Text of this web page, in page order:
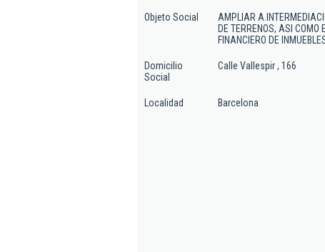
Objeto Social
AMPLIAR
DE TERRENOS, ASI COMO
FINANCIERO DE
Domicilio
Social
Calle Vallespir , 166
Localidad Barcelona